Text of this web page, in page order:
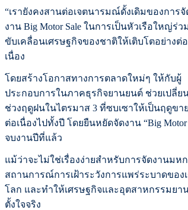
“เรายังคงสานต่อเจตนารมณ์ดั้งเดิมของการจั
งาน Big Motor Sale ในการเป็นหัวเรือใหญ่ร่วม
ขับเคลื่อนเศรษฐกิจของชาติให้เติบโตอย่างต่อ
เนื่อง
โดยสร้างโอกาสทางการตลาดใหม่ๆ ให้กับผู้
ประกอบการในภาคธุรกิจยานยนต์ ช่วยเปลี่ย
ช่วงฤดูฝนในไตรมาส 3 ที่ซบเซาให้เป็นฤดูขาย
ต่อเนื่องไปทั้งปี โดยยืนหยัดจัดงาน “Big
จบงานปีที่แล้ว
แม้ว่าจะไม่ใช่เรื่องง่ายสำหรับการจัดงานม
สถานการณ์การเฝ้าระวังการแพร่ระบาดขอ
โลก และทำให้เศรษฐกิจและอุตสาหกรรมย
ตั้งใจจริง